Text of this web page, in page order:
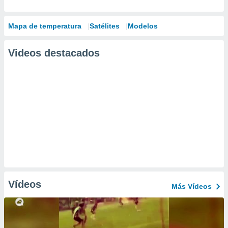
Mapa de temperatura Satélites Modelos
Videos destacados
Vídeos Más Vídeos